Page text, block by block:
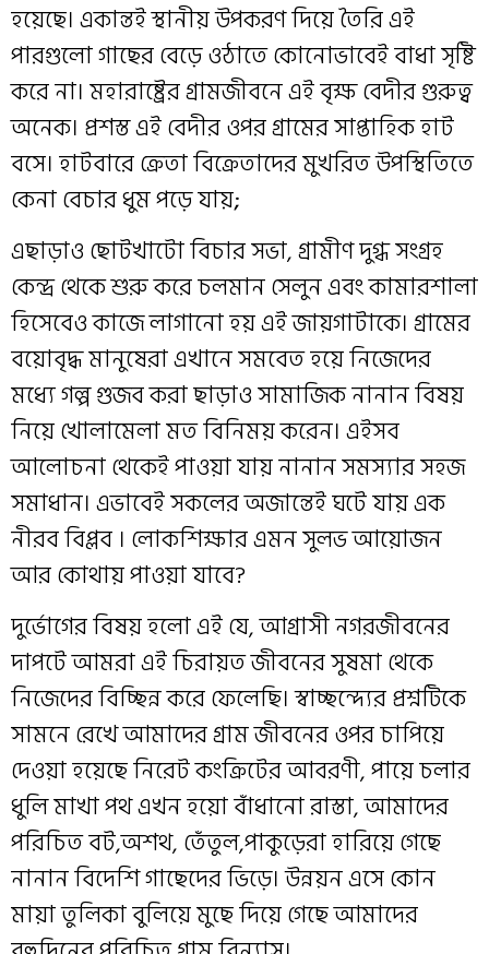
হয়েছে। একান্তই স্থানীয় উপকরণ দিয়ে তৈরি এই
পারগুলো গাছের বেড়ে ওঠাতে কোনোভাবেই বাধা সৃষ্টি
করে না। মহারাষ্ট্রের গ্রামজীবনে এই বৃক্ষ বেদীর গুরুত্ব
অনেক। প্রশস্ত এই বেদীর ওপর গ্রামের সাপ্তাহিক হাট
বসে। হাটবারে ক্রেতা বিক্রেতাদের মুখরিত উপস্থিতিতে
কেনা বেচার ধুম পড়ে যায়;
এছাড়াও ছোটখাটো বিচার সভা, গ্রামীণ দুগ্ধ সংগ্রহ
কেন্দ্র থেকে শুরু করে চলমান সেলুন এবং কামারশালা
হিসেবেও কাজে লাগানো হয় এই জায়গাটাকে। গ্রামের
বয়োবৃদ্ধ মানুষেরা এখানে সমবেত হয়ে নিজেদের
মধ্যে গল্প গুজব করা ছাড়াও সামাজিক নানান বিষয়
নিয়ে খোলামেলা মত বিনিময় করেন। এইসব
আলোচনা থেকেই পাওয়া যায় নানান সমস্যার সহজ
সমাধান। এভাবেই সকলের অজান্তেই ঘটে যায় এক
নীরব বিপ্লব । লোকশিক্ষার এমন সুলভ আয়োজন
আর কোথায় পাওয়া যাবে?
দুর্ভোগের বিষয় হলো এই যে, আগ্রাসী নগরজীবনের
দাপটে আমরা এই চিরায়ত জীবনের সুষমা থেকে
নিজেদের বিচ্ছিন্ন করে ফেলেছি। স্বাচ্ছন্দ্যের প্রশ্নটিকে
সামনে রেখে আমাদের গ্রাম জীবনের ওপর চাপিয়ে
দেওয়া হয়েছে নিরেট কংক্রিটের আবরণী, পায়ে চলার
ধুলি মাখা পথ এখন হয়ো বাঁধানো রাস্তা, আমাদের
পরিচিত বট,অশথ, তেঁতুল,পাকুড়েরা হারিয়ে গেছে
নানান বিদেশি গাছেদের ভিড়ে। উন্নয়ন এসে কোন
মায়া তুলিকা বুলিয়ে মুছে দিয়ে গেছে আমাদের